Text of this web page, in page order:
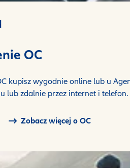
OC
kupisz wygodnie online lub u
lub zdalnie przez internet i telefon.
Zobacz więcej o OC